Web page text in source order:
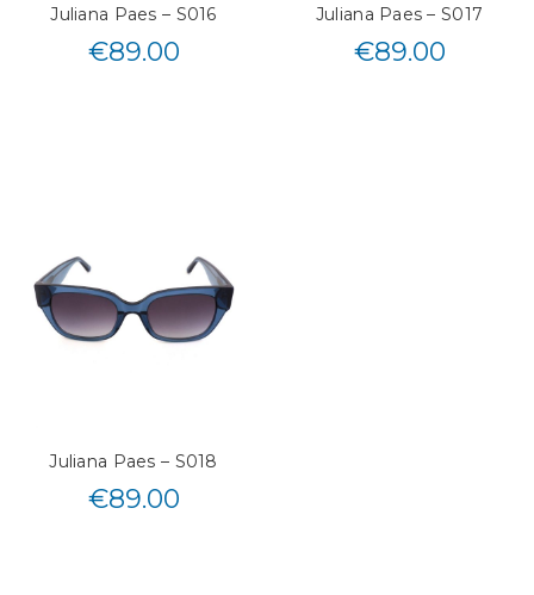
Juliana Paes – S016
€89.00
Juliana Paes – S017
€89.00
Juliana Paes – S018
€89.00